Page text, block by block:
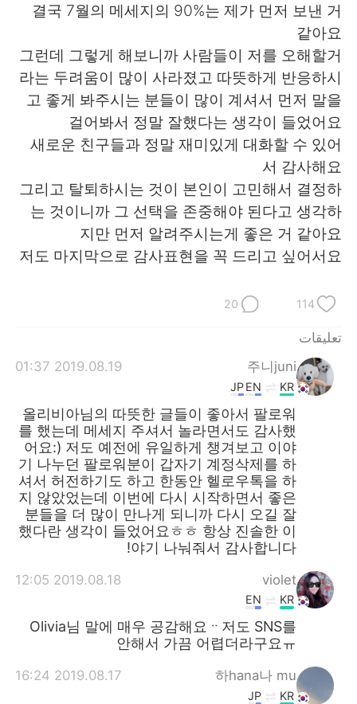
결국 7월의 메세지의 90%는 제가 먼저 보낸 거
같아요
그런데 그렇게 해보니까 사람들이 저를 오해할거
라는 두려움이 많이 사라졌고 따뜻하게 반응하시
고 좋게 봐주시는 분들이 많이 계셔서 먼저 말을
걸어봐서 정말 잘했다는 생각이 들었어요
새로운 친구들과 정말 재미있게 대화할 수 있어
서 감사해요
그리고 탈퇴하시는 것이 본인이 고민해서 결정하
는 것이니까 그 선택을 존중해야 된다고 생각하
지만 먼저 알려주시는게 좋은 거 같아요
저도 마지막으로 감사표현을 꼭 드리고 싶어서요
114
20
تعليقات
주니juni
2019.08.19 01:37
KR
EN
JP
올리비아님의 따뜻한 글들이 좋아서 팔로워
를 했는데 메세지 주셔서 놀라면서도 감사했
어요:) 저도 예전에 유일하게 챙겨보고 이야
기 나누던 팔로워분이 갑자기 계정삭제를 하
셔서 허전하기도 하고 한동안 헬로우톡을 하
지 않았었는데 이번에 다시 시작하면서 좋은
분들을 더 많이 만나게 되니까 다시 오길 잘
했다란 생각이 들었어요ㅎㅎ 항상 진솔한 이
야기 나눠줘서 감사합니다!
violet
2019.08.18 12:05
KR
EN
Olivia님 말에 매우 공감해요ᆢ저도 SNS를
안해서 가끔 어렵더라구요ㅠ
하hana나 mu
2019.08.17 16:24
KR
JP